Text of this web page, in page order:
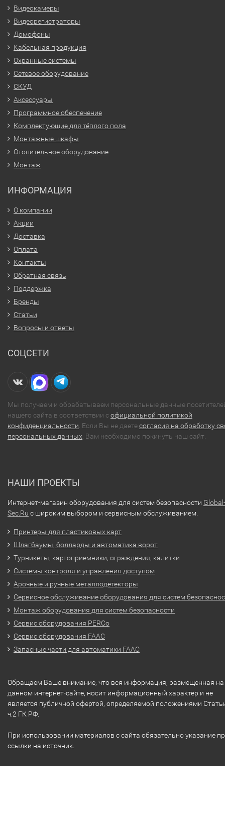
Видеокамеры
Видеорегистраторы
Домофоны
Кабельная продукция
Охранные системы
Сетевое оборудование
СКУД
Аксессуары
Программное обеспечение
Комплектующие для тёплого пола
Монтажные шкафы
Отопительное оборудование
Монтаж
ИНФОРМАЦИЯ
О компании
Акции
Доставка
Оплата
Контакты
Обратная связь
Поддержка
Бренды
Статьи
Вопросы и ответы
СОЦСЕТИ
Мы получаем и обрабатываем персональные данные
нашего сайта в соответствии софициальной политикой
конфиденциальности . Если Вы не даетесогласия на обработку
персональных данных , Вам необходимо покинуть наш сайт.
НАШИ ПРОЕКТЫ
Интернет-магазин оборудования для систем безопасности Global-
Sec.Ru с широким выбором и сервисным обслуживанием.
Принтеры для пластиковых карт
Шлагбаумы, болларды и автоматика ворот
Турникеты, картоприемники, ограждения, калитки
Системы контроля и управления доступом
Арочные и ручные металлодетекторы
Сервисное обслуживание оборудования для систем
Монтаж оборудования для систем безопасности
Сервис оборудования PERCo
Сервис оборудования FAAC
Запасные части для автоматики FAAC
Обращаем Ваше внимание, что вся информация, размещенная на
данном интернет-сайте, носит информационный характер и не
является публичной офертой, определяемой положениями
ч.2 ГК РФ.
При использовании материалов с сайта обязательно указание
ссылки на источник.